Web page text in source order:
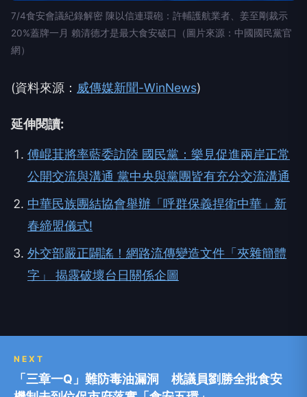
7/4食安會議紀錄解密 陳以信連環砲：許輔護航業者、姜至剛裁示
20%蓋牌一月 賴清德才是最大食安破口（圖片來源：中國國民黨官
網）
(資料來源： 威傳媒新聞-WinNews)
延伸閱讀:
傅崐萁將率藍委訪陸 國民黨：樂見促進兩岸正常
公開交流與溝通 黨中央與黨團皆有充分交流溝通
中華民族團結協會舉辦「呼群保義捍衛中華」新
春締盟儀式!
外交部嚴正闢謠！網路流傳變造文件「夾雜簡體
字」 揭露破壞台日關係企圖
NEXT
「三章一Q」難防毒油漏洞 桃議員劉勝全批食安